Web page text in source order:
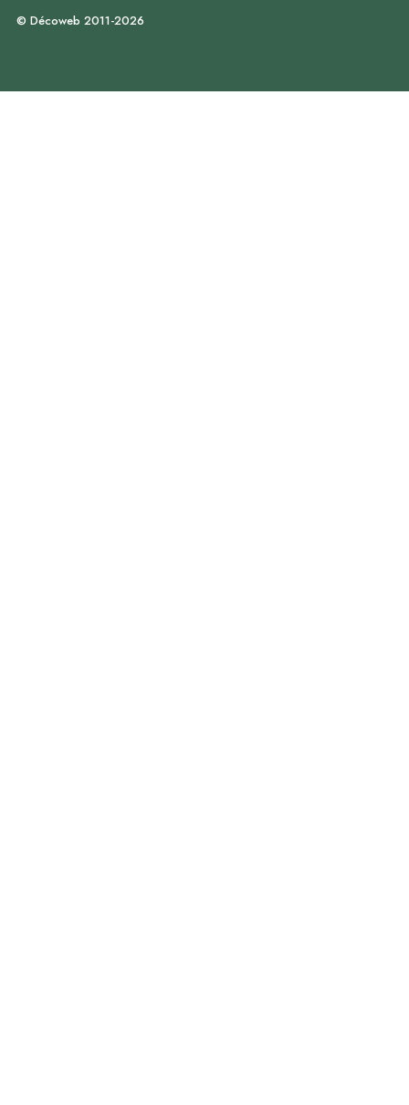
© Décoweb 2011-2026